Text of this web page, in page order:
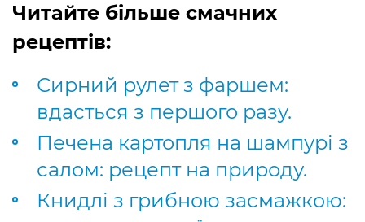
Читайте більше смачних
рецептів:
Сирний рулет з фаршем:
вдасться з першого разу.
Печена картопля на шампурі з
салом: рецепт на природу.
Книдлі з грибною засмажкою: